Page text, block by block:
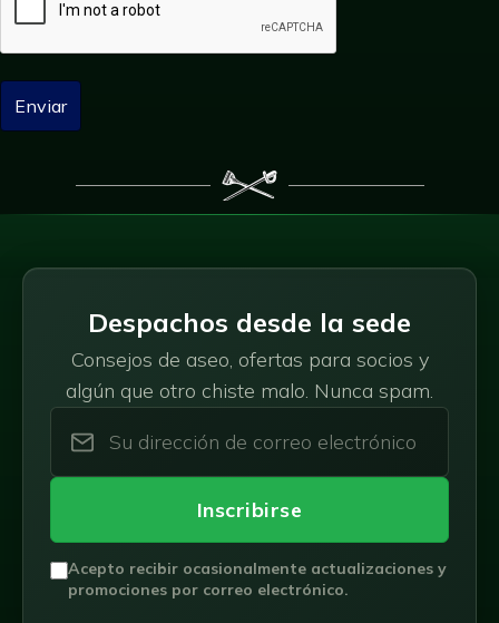
Despachos desde la sede
Consejos de aseo, ofertas para socios y
algún que otro chiste malo. Nunca spam.
Inscribirse
Acepto recibir ocasionalmente actualizaciones y
promociones por correo electrónico.